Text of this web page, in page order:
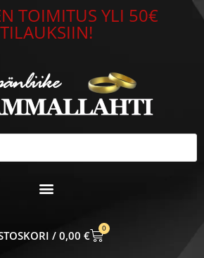
TOIMITUS YLI 50€
TILAUKSIIN!
0,00 €
0
CART